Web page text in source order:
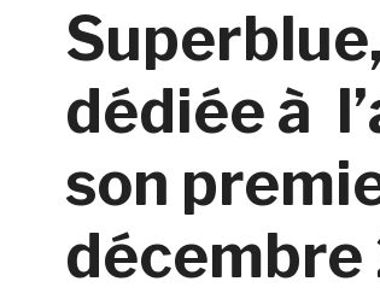
dédiée à
son